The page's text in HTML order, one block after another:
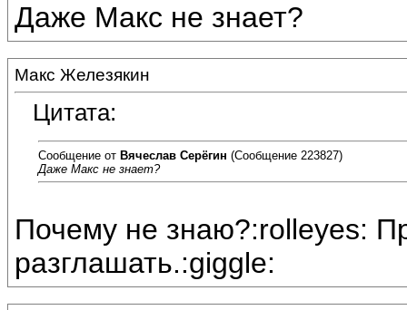
Даже Макс не знает?
Макс Железякин
Цитата:
Сообщение от Вячеслав Серёгин (Сообщение 223827)
Даже Макс не знает?
Почему не знаю?:rolleyes:
разглашать.:giggle: